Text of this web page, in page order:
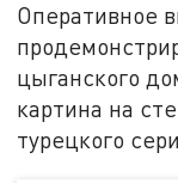
Оперативное
цыганского
картина на
турецкого